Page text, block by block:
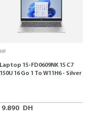
HP
Laptop 15-FD0609NK 15 C7
150U 16 Go 1 To W11H6 - Silver
9.890 DH